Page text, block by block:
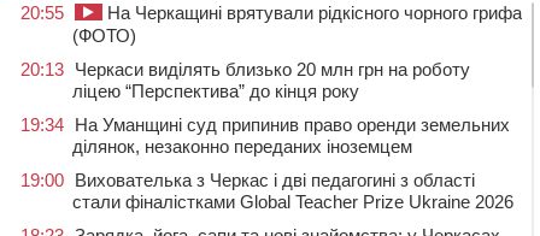
20:55
На Черкащині врятували рідкісного чорного грифа
(ФОТО)
20:13 Черкаси виділять близько 20 млн грн на роботу
ліцею “Перспектива” до кінця року
19:34 На Уманщині суд припинив право оренди земельних
ділянок, незаконно переданих іноземцем
19:00 Вихователька з Черкас і дві педагогині з області
стали фіналістками Global Teacher Prize Ukraine 2026